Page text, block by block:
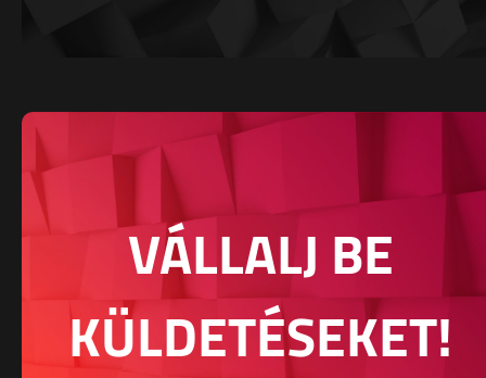
VÁLLALJ BE
KÜLDETÉSEKET!